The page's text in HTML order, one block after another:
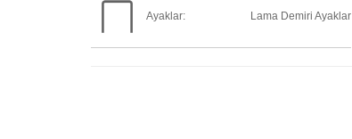
Ayaklar: Lama Demiri Ayaklar